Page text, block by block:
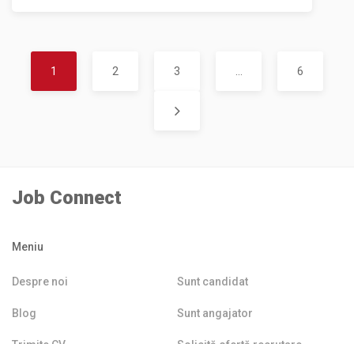
1 2 3 6
Job Connect
Meniu
Despre noi Sunt candidat
Blog Sunt angajator